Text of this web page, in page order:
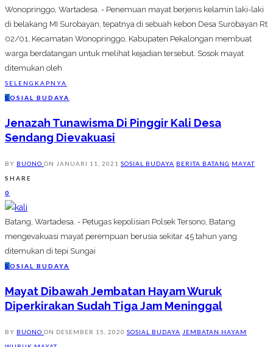
Wonopringgo, Wartadesa. - Penemuan mayat berjenis kelamin laki-laki
di belakang MI Surobayan, tepatnya di sebuah kebon Desa Surobayan Rt
02/01, Kecamatan Wonopringgo, Kabupaten Pekalongan membuat
warga berdatangan untuk melihat kejadian tersebut. Sosok mayat
ditemukan oleh
SELENGKAPNYA
S OSIAL BUDAYA
Jenazah Tunawisma Di Pinggir Kali Desa
Sendang Dievakuasi
BY BUONO ON JANUARI 11, 2021 SOSIAL BUDAYA BERITA BATANG MAYAT
SHARE
0
Batang, Wartadesa. - Petugas kepolisian Polsek Tersono, Batang
mengevakuasi mayat perempuan berusia sekitar 45 tahun yang
ditemukan di tepi Sungai
S OSIAL BUDAYA
Mayat Dibawah Jembatan Hayam Wuruk
Diperkirakan Sudah Tiga Jam Meninggal
BY BUONO ON DESEMBER 15, 2020 SOSIAL BUDAYA JEMBATAN HAYAM